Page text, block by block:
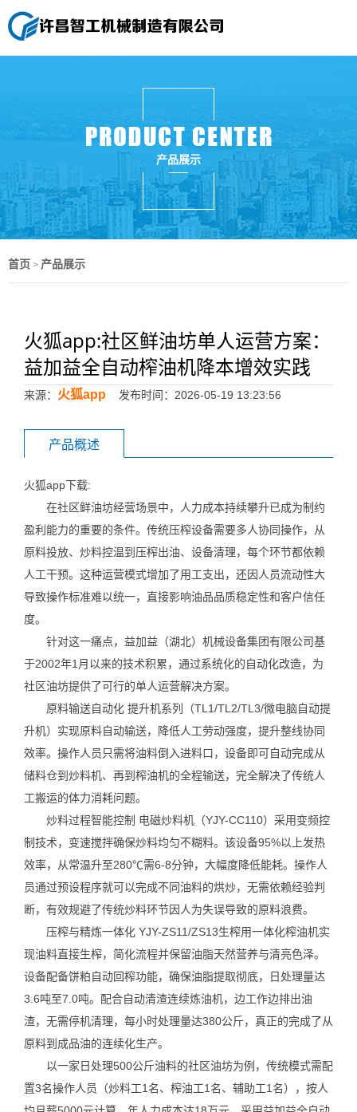
产品展示
首页 > 产品展示
火狐app:社区鲜油坊单人运营方案：
益加益全自动榨油机降本增效实践
来源： 火狐app 发布时间：2026-05-19 13:23:56
产品概述
火狐app下载:
在社区鲜油坊经营场景中，人力成本持续攀升已成为制约
盈利能力的重要的条件。传统压榨设备需要多人协同操作，从
原料投放、炒料控温到压榨出油、设备清理，每个环节都依赖
人工干预。这种运营模式增加了用工支出，还因人员流动性大
导致操作标准难以统一，直接影响油品品质稳定性和客户信任
度。
针对这一痛点，益加益（湖北）机械设备集团有限公司基
于2002年1月以来的技术积累，通过系统化的自动化改造，为
社区油坊提供了可行的单人运营解决方案。
原料输送自动化 提升机系列（TL1/TL2/TL3/微电脑自动提
升机）实现原料自动输送，降低人工劳动强度，提升整线协同
效率。操作人员只需将油料倒入进料口，设备即可自动完成从
储料仓到炒料机、再到榨油机的全程输送，完全解决了传统人
工搬运的体力消耗问题。
炒料过程智能控制 电磁炒料机（YJY-CC110）采用变频控
制技术，变速搅拌确保炒料均匀不糊料。该设备95%以上发热
效率，从常温升至280℃需6-8分钟，大幅度降低能耗。操作人
员通过预设程序就可以完成不同油料的烘炒，无需依赖经验判
断，有效规避了传统炒料环节因人为失误导致的原料浪费。
压榨与精炼一体化 YJY-ZS11/ZS13生榨用一体化榨油机实
现油料直接生榨，简化流程并保留油脂天然营养与清亮色泽。
设备配备饼粕自动回榨功能，确保油脂提取彻底，日处理量达
3.6吨至7.0吨。配合自动清渣连续炼油机，边工作边排出油
渣，无需停机清理，每小时处理量达380公斤，真正的完成了从
原料到成品油的连续化生产。
以一家日处理500公斤油料的社区油坊为例，传统模式需配
置3名操作人员（炒料工1名、榨油工1名、辅助工1名），按人